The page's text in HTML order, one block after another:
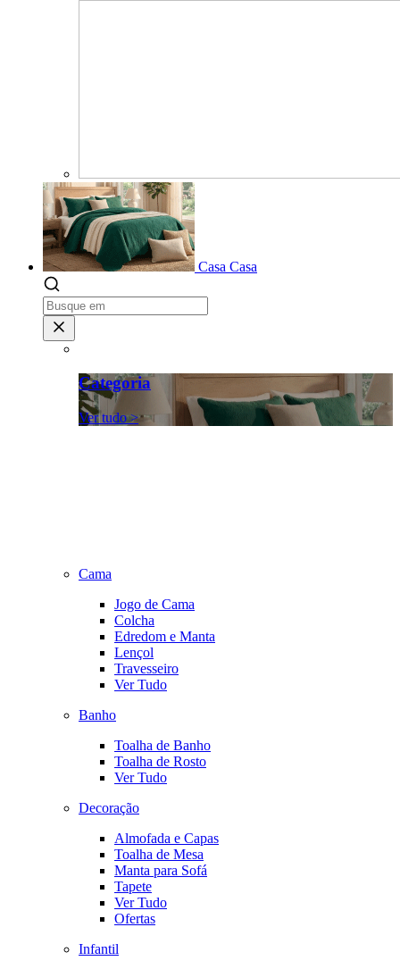
Casa Casa
Categoria
Ver tudo >
Cama
Jogo de Cama
Colcha
Edredom e Manta
Lençol
Travesseiro
Ver Tudo
Banho
Toalha de Banho
Toalha de Rosto
Ver Tudo
Decoração
Almofada e Capas
Toalha de Mesa
Manta para Sofá
Tapete
Ver Tudo
Ofertas
Infantil